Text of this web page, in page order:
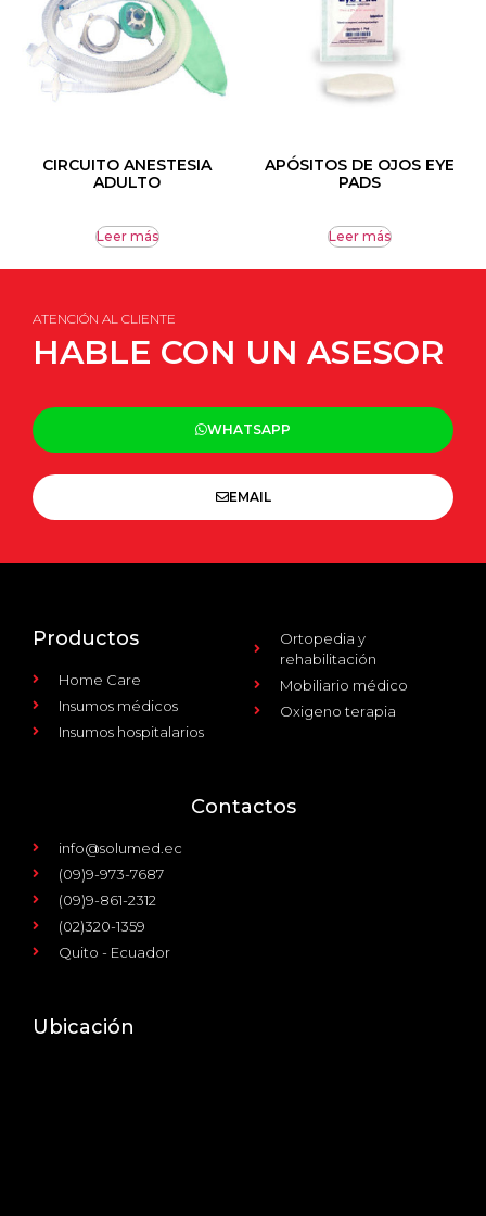
CIRCUITO ANESTESIA
ADULTO
Leer más
APÓSITOS DE OJOS EYE
PADS
Leer más
ATENCIÓN AL CLIENTE
HABLE CON UN ASESOR
WHATSAPP
EMAIL
Productos
Home Care
Insumos médicos
Insumos hospitalarios
Ortopedia y
rehabilitación
Mobiliario médico
Oxigeno terapia
Contactos
info@solumed.ec
(09)9-973-7687
(09)9-861-2312
(02)320-1359
Quito - Ecuador
Ubicación